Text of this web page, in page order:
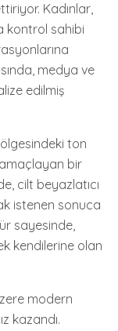
Kadınlar,
kontrol sahibi
medya ve
edilmiş
ton
amaçlayan bir
cilt beyazlatıcı
istenen sonuca
sayesinde,
kendilerine olan
modern
kazandı.